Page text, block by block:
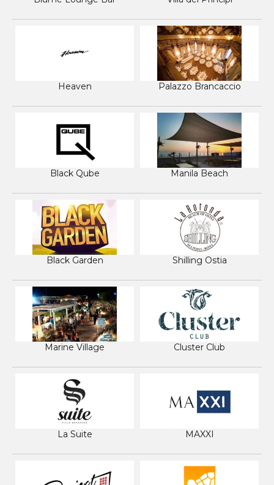
Heaven Palazzo Brancaccio
Black Qube Manila Beach
Black Garden Shilling Ostia
Marine Village Cluster Club
La Suite MAXXI